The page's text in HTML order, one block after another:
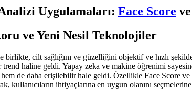
Uygulamaları: Face Score ve
ve Yeni Nesil Teknolojiler
cilt sağlığını ve güzelliğini objektif ve hızlı
haline geldi. Yapay zeka ve makine öğrenimi
de daha erişilebilir hale geldi. Özellikle Face Score
kullanıcıların ihtiyaçlarına en uygun olanını